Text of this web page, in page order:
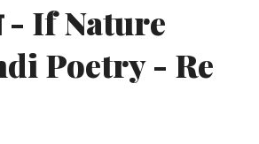
- If Nature
Poetry - Re